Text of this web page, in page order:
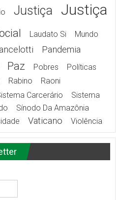
Justiça
Justiça
Laudato Si
Mundo
Pandemia
Paz Pobres
Políticas
Rabino Raoni
Carcerário
Sistema
Sínodo Da Amazônia
Vaticano Violência